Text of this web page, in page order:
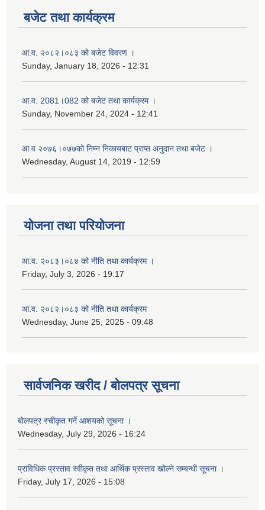
बजेट तथा कार्यक्रम
आ.व. २०८२।०८३ को बजेट विवरण ।
Sunday, January 18, 2026 - 12:31
आ.व. 2081।082 को बजेट तथा कार्यक्रम ।
Sunday, November 24, 2024 - 12:41
आ‌ व २०७६।०७७को निम्न निकायबाट प्राप्त अनुदान तथा बजेट ।
Wednesday, August 14, 2019 - 12:59
योजना तथा परियोजना
आ.व. २०८३।०८४ को नीति तथा कार्यक्रम ।
Friday, July 3, 2026 - 19:17
आ.व. २०८२।०८३ को नीति तथा कार्यक्रम
Wednesday, June 25, 2025 - 09:48
सार्वजनिक खरीद / बोलपत्र सूचना
बोलपत्र स्चीकृत गर्ने आशयको सूचना ।
Wednesday, July 29, 2026 - 16:24
प्राविधिक प्रस्ताव स्वीकृत तथा आर्थिक प्रस्ताव खोल्ने सम्बन्धी सूचना ।
Friday, July 17, 2026 - 15:08